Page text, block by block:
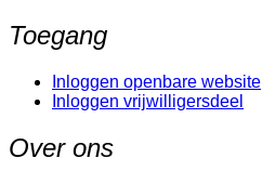
Toegang
Inloggen openbare website
Inloggen vrijwilligersdeel
Over ons